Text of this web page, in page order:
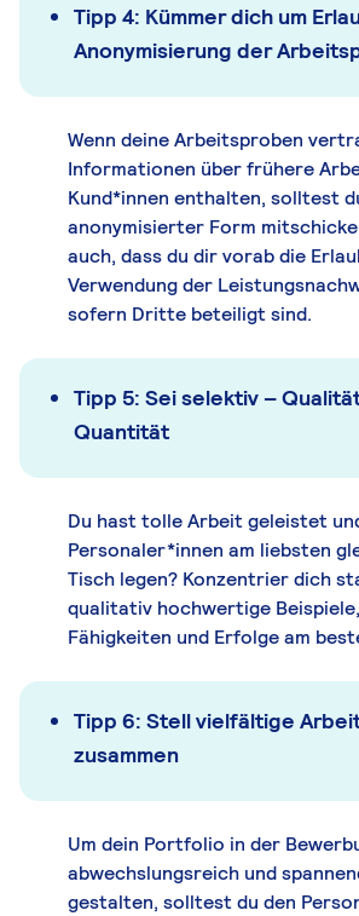
Tipp 4: Kümmer dich um
Anonymisierung der
Wenn deine Arbeitsproben
Informationen über frühere
Kund*innen enthalten, solltest
anonymisierter Form
auch, dass du dir vorab die
Verwendung der
sofern Dritte beteiligt sind.
Tipp 5: Sei selektiv –
Quantität
Du hast tolle Arbeit geleistet
Personaler*innen am liebsten
Tisch legen? Konzentrier dich
qualitativ hochwertige
Fähigkeiten und Erfolge am
Tipp 6: Stell vielfältige
zusammen
Um dein Portfolio in der
abwechslungsreich und
gestalten, solltest du den